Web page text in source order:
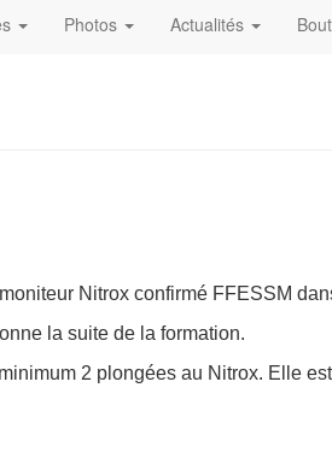
Photos Actualités
Nitrox confirmé FFESSM
la suite de la formation.
2 plongées au Nitrox. Elle